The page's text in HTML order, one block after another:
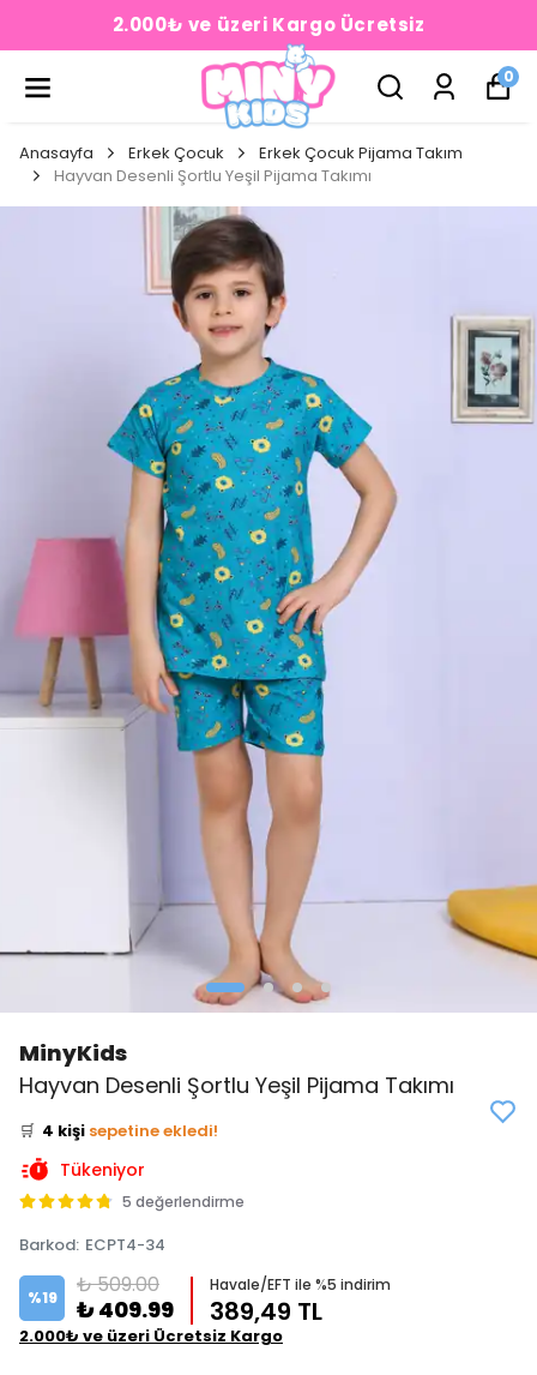
2.000₺ ve üzeri Kargo Ücretsiz
0
Anasayfa Erkek Çocuk
Erkek Çocuk Pijama Takım
Hayvan Desenli Şortlu Yeşil Pijama Takımı
MinyKids
Hayvan Desenli Şortlu Yeşil Pijama Takımı
👀 Şu an 0 kişi
inceliyor!
Bu ürünü
favoriledi!
🛒 4 kişi sepetine ekledi!
✅ Bugün 3 adet
Tükeniyor
5 değerlendirme
Barkod: ECPT4-34
%19 ₺ 509.00
₺ 409.99
Havale/EFT ile %5 indirim
389,49 TL
2.000₺ ve üzeri Ücretsiz Kargo